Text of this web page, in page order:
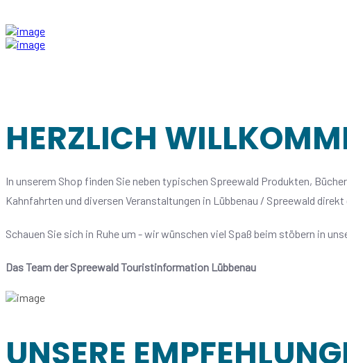
HERZLICH
In unserem Shop finden Sie neben typischen Spreewald Produkten,
Kahnfahrten und diversen Veranstaltungen in Lübbenau / Spreewald
Schauen Sie sich in Ruhe um - wir wünschen viel Spaß beim stöbern in
Das Team der Spreewald Touristinformation Lübbenau
UNSERE